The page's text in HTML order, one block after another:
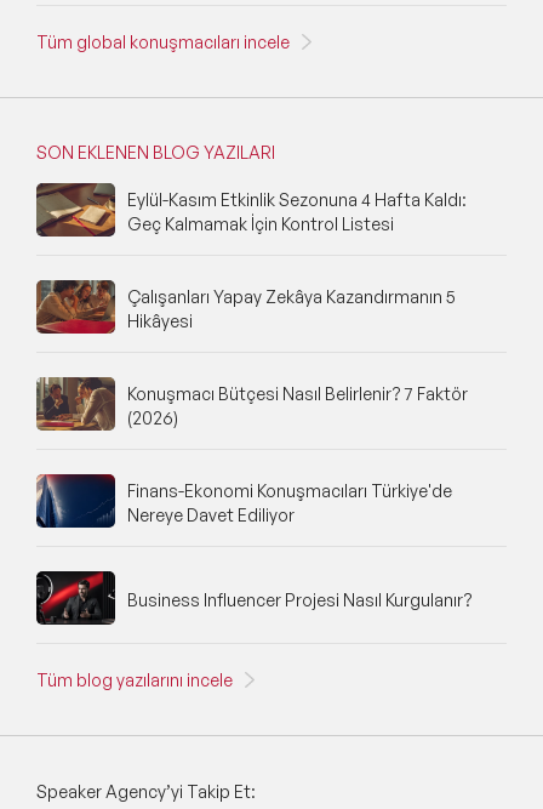
Tüm global konuşmacıları incele
SON EKLENEN BLOG YAZILARI
Eylül-Kasım Etkinlik Sezonuna 4 Hafta Kaldı:
Geç Kalmamak İçin Kontrol Listesi
Çalışanları Yapay Zekâya Kazandırmanın 5
Hikâyesi
Konuşmacı Bütçesi Nasıl Belirlenir? 7 Faktör
(2026)
Finans-Ekonomi Konuşmacıları Türkiye'de
Nereye Davet Ediliyor
Business Influencer Projesi Nasıl Kurgulanır?
Tüm blog yazılarını incele
Speaker Agency’yi Takip Et:
İletişim & Medya Konusunda Uzman
Konuşmacılar
İş Dünyası ve İş Hayatı Konusunda Uzman
Uzman Konuşmacılar
Kişisel Marka & İmaj Yönetimi Konusunda
Pazarlama İletişimi ve Marka Yönetimi
Konusunda Uzman Konuşmacılar
Psikoloji Alanında Uzman ve Deneyimli
Konuşmacılar
Silikon Vadisi Konuşmacıları
Yatırım ve Yatırım Stratejileri Konuşmacıları